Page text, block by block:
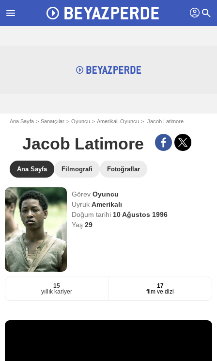
menu profil search
Ana Sayfa Sanatçılar Oyuncu Amerikalı Oyuncu Jacob Latimore
Jacob Latimore
Ana Sayfa Filmografi Fotoğraflar
GörevOyuncu
UyrukAmerikalı
Doğum tarihi 10 Ağustos 1996
Yaş29
15
yıllık kariyer
17
film ve dizi